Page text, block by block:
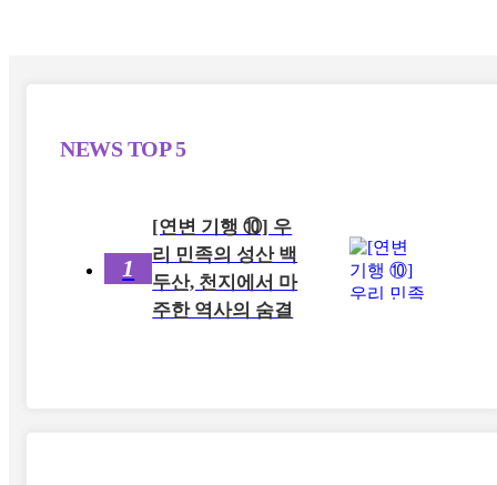
NEWSTOP 5
1
[연변 기행 ⑩] 우
리 민족의 성산 백
두산, 천지에서 마
주한 역사의 숨결